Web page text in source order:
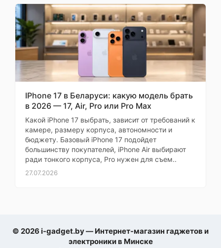
f/2.6, 73 мм, 1/1.95", 0.8
мкм, оптика из 4 линз,
3x оптический зум,
PDAF, оптическая
стабилизация,
телеобъектив
Максимальное
разрешение видео
7680x4320 (30
кадров/с)
Беспроводная
зарядка
50 Вт
Обратная
беспроводная
зарядка
10 Вт
Быстрая зарядка
Oppo SuperVOOC
карт
восторге! Всем советую
этот девайс! Особенно
понравилась быстрая
доставка и приятный
бонус в виде
наушников. Спасибо!
Страница
1 из 3
Оставить
оценка
—
IPhone 17 в Беларуси: какую модель брать
в 2026 — 17, Air, Pro или Pro Max
Какой iPhone 17 выбрать, зависит от требований к
камере, размеру корпуса, автономности и
бюджету. Базовый iPhone 17 подойдет
большинству покупателей, iPhone Air выбирают
ради тонкого корпуса, Pro нужен для съем..
27.07.2026
© 2026 i-gadget.by — Интернет-магазин гаджетов и
электроники в Минске